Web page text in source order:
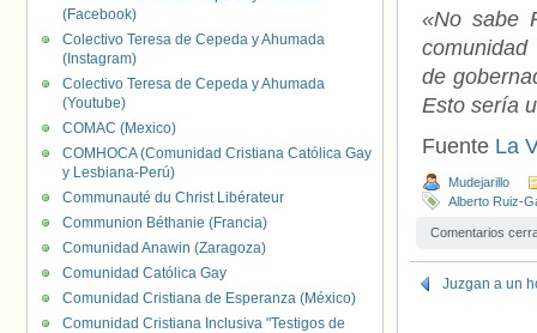
«No sabe
de
Esto sería
Fuente La
Mudejarillo
Alberto Ruiz-
Comentarios
Juzgan a un
(Facebook)
Colectivo Teresa de Cepeda y Ahumada
(Instagram)
Colectivo Teresa de Cepeda y Ahumada
(Youtube)
COMAC (Mexico)
COMHOCA (Comunidad Cristiana Católica Gay
y Lesbiana-Perú)
Communauté du Christ Libérateur
Communion Béthanie (Francia)
Comunidad Anawin (Zaragoza)
Comunidad Católica Gay
Comunidad Cristiana de Esperanza (México)
Comunidad Cristiana Inclusiva "Testigos de